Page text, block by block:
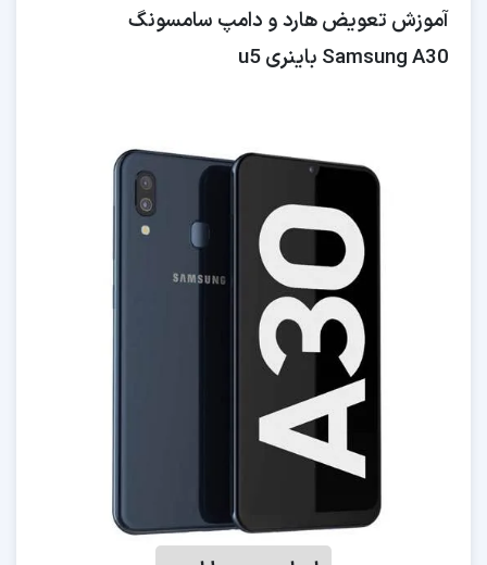
آموزش تعویض هارد و دامپ سامسونگ
SamsungA30 باینری u5